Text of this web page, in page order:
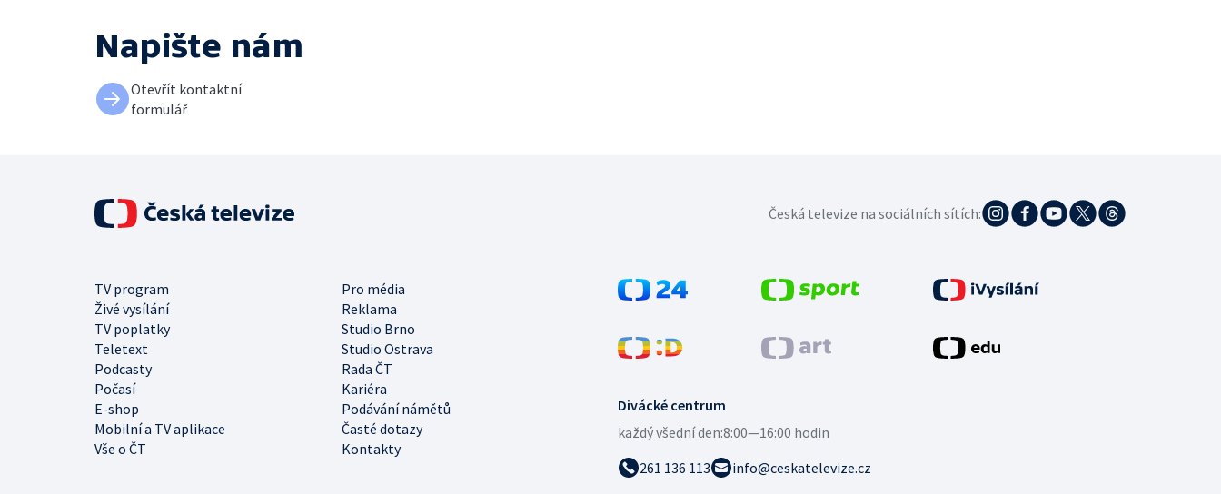
Napište nám
Otevřít kontaktní
formulář
Divácké centrum
každý všední den:8:00—16:00 hodin
261 136 113
info@ceskatelevize.cz
TV program
Pro média
Živé vysílání
Reklama
TV poplatky
Studio Brno
Teletext
Studio Ostrava
Podcasty
Rada ČT
Počasí
Kariéra
E-shop
Podávání námětů
Mobilní a TV aplikace
Časté dotazy
Vše o ČT
Kontakty
Česká televize na sociálních sítích: